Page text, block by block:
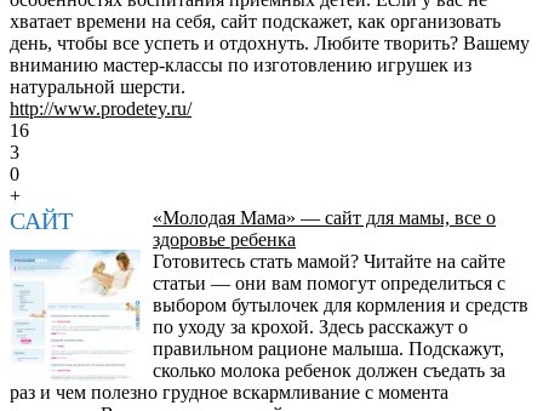
хватает времени на себя, сайт подскажет, как организовать
день, чтобы все успеть и отдохнуть. Любите творить? Вашему
вниманию мастер-классы по изготовлению игрушек из
натуральной шерсти.
http://www.prodetey.ru/
16
3
0
+
САЙТ
«Молодая Мама» — сайт для мамы, все о
здоровье ребенка
Готовитесь стать мамой? Читайте на сайте
статьи — они вам помогут определиться с
выбором бутылочек для кормления и средств
по уходу за крохой. Здесь расскажут о
правильном рационе малыша. Подскажут,
сколько молока ребенок должен съедать за
раз и чем полезно грудное вскармливание с момента